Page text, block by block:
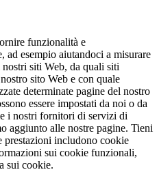
funzionalità e
ad esempio aiutandoci a misurare
siti Web, da quali siti
sito Web e con quale
determinate pagine del nostro
essere impostati da noi o da
i nostri fornitori di servizi di
aggiunto alle nostre pagine. Tieni
prestazioni includono cookie
sui cookie funzionali,
sui cookie.